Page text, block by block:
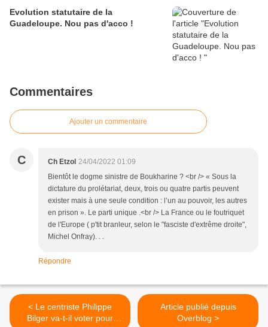
Evolution statutaire de la
Guadeloupe. Nou pas d'acco !
Commentaires
Ajouter un commentaire
C Ch Etzol 24/04/2022 01:09
Bientôt le dogme sinistre de Boukharine ? <br /> « Sous la
dictature du prolétariat, deux, trois ou quatre partis peuvent
exister mais à une seule condition : l’un au pouvoir, les autres
en prison ». Le parti unique .<br /> La France ou le foutriquet
de l'Europe ( p'tit branleur, selon le "fasciste d'extrême droite",
Michel Onfray). . .
Répondre
< Le centriste Philippe
Bilger va-t-il voter pour
Article publié depuis
Overblog >